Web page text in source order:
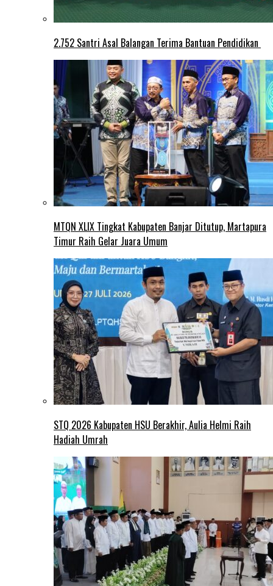
2.752 Santri Asal Balangan Terima Bantuan Pendidikan
MTQN XLIX Tingkat Kabupaten Banjar Ditutup, Martapura
Timur Raih Gelar Juara Umum
STQ 2026 Kabupaten HSU Berakhir, Aulia Helmi Raih
Hadiah Umrah